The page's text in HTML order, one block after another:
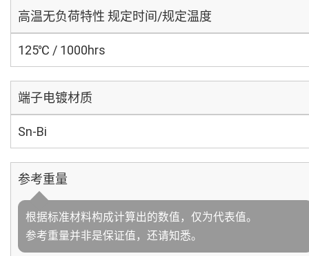
高温无负荷特性 规定时间/规定温度
125℃ / 1000hrs
端子电镀材质
Sn-Bi
参考重量
根据标准材料构成计算出的数值，仅为代表值。
参考重量并非是保证值，还请知悉。